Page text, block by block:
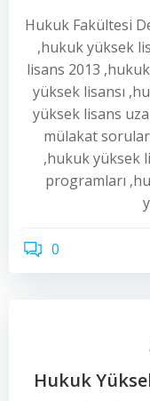
Hukuk Fakültesi
,hukuk yüksek
lisans 2013
yüksek lisansı
yüksek lisans
mülakat
,hukuk yüksek
programları
0
Hukuk